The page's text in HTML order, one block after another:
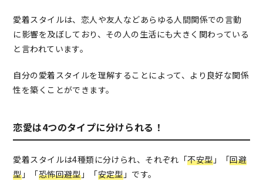
愛着スタイルは、恋人や友人などあらゆる人間関係での言動
に影響を及ぼしており、その人の生活にも大きく関わっている
と言われています。
自分の愛着スタイルを理解することによって、より良好な関係
性を築くことができます。
恋愛は4つのタイプに分けられる！
愛着スタイルは4種類に分けられ、それぞれ「不安型」「回避
型」「恐怖回避型」「安定型」です。